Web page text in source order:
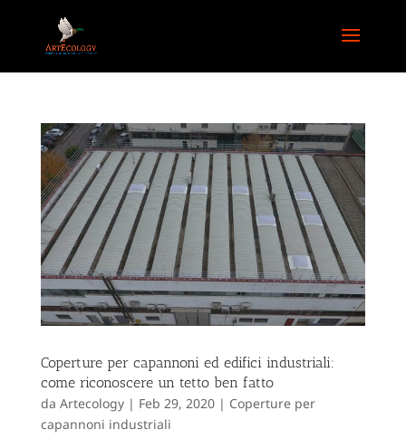
Coperture per capannoni ed edifici industriali:
come riconoscere un tetto ben fatto
da Artecology| Feb 29, 2020| Coperture per
capannoni industriali